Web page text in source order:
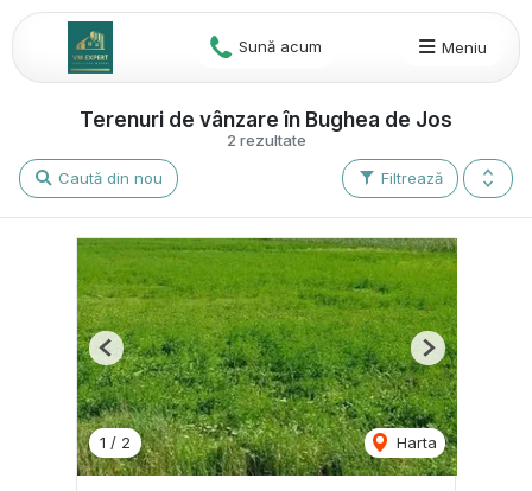
Sună acum Meniu
2 rezultate
Terenuri de vânzare în Bughea de Jos
Filtrează
Caută din nou
1 / 2 Harta
Previous Next